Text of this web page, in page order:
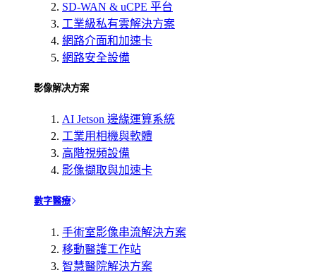
SD-WAN & uCPE 平台
工業級私有雲解決方案
網路介面和加速卡
網路安全設備
影像解决方案
AI Jetson 邊緣運算系統
工業用相機與軟體
高階視頻設備
影像擷取與加速卡
數字醫療
手術室影像串流解決方案
移動醫護工作站
智慧醫院解決方案